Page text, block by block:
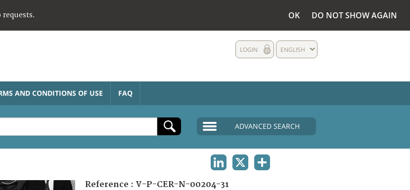
OK DO NOT SHOW AGAIN
ENGLISH
LOGIN
AND CONDITIONS OF USE FAQ
ADVANCED SEARCH
Reference : V-P-CER-N-00204-31